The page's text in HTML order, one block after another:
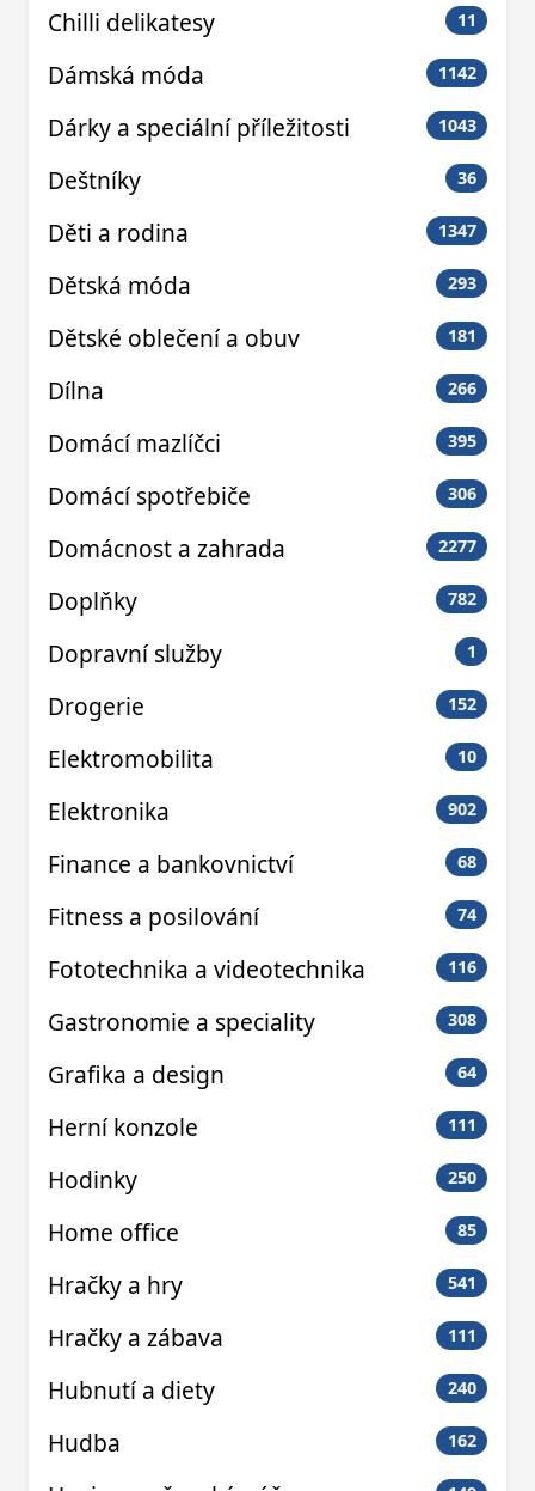
Chilli delikatesy 11
Dámská móda 1142
Dárky a speciální příležitosti 1043
Deštníky 36
Děti a rodina 1347
Dětská móda 293
Dětské oblečení a obuv 181
Dílna 266
Domácí mazlíčci 395
Domácí spotřebiče 306
Domácnost a zahrada 2277
Doplňky 782
Dopravní služby 1
Drogerie 152
Elektromobilita 10
Elektronika 902
Finance a bankovnictví 68
Fitness a posilování 74
Fototechnika a videotechnika 116
Gastronomie a speciality 308
Grafika a design 64
Herní konzole 111
Hodinky 250
Home office 85
Hračky a hry 541
Hračky a zábava 111
Hubnutí a diety 240
Hudba 162